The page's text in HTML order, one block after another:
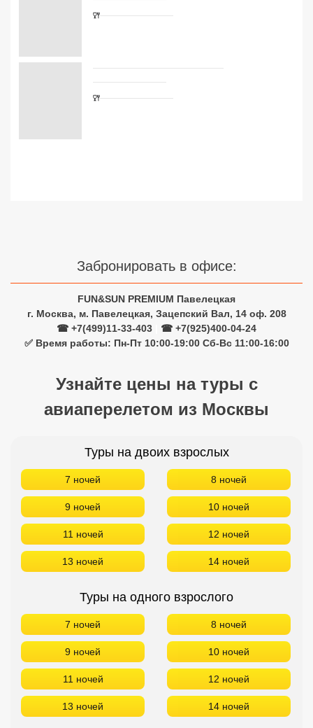
Забронировать в офисе:
FUN&SUN PREMIUM Павелецкая
г. Москва, м. Павелецкая, Зацепский Вал, 14 оф. 208
☎ +7(499)11-33-403
☎ +7(925)400-04-24
✅ Время работы: Пн-Пт 10:00-19:00 Сб-Вс 11:00-16:00
Узнайте цены на туры с
авиаперелетом из Москвы
Туры на двоих взрослых
7 ночей 8 ночей
9 ночей 10 ночей
11 ночей 12 ночей
13 ночей 14 ночей
Туры на одного взрослого
7 ночей 8 ночей
9 ночей 10 ночей
11 ночей 12 ночей
13 ночей 14 ночей
Сетевые отели Турции
Сетевые отели ОАЭ
Сетевые отели Таиланда
Сетевые отели Шри Ланки
Сетевые отели Сейшел
Сетевые отели Маврикия